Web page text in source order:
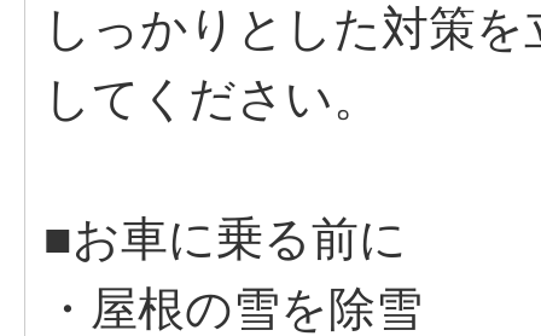
しっかりとした対策
してください。
■お車に乗る前に
・屋根の雪を除雪